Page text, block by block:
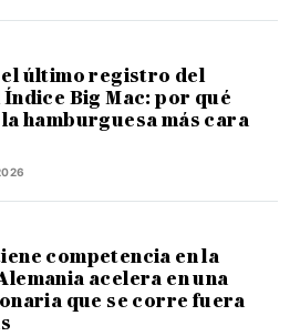
el último registro del
Big Mac: por qué
hamburguesa más cara
competencia en la
acelera en una
que se corre fuera